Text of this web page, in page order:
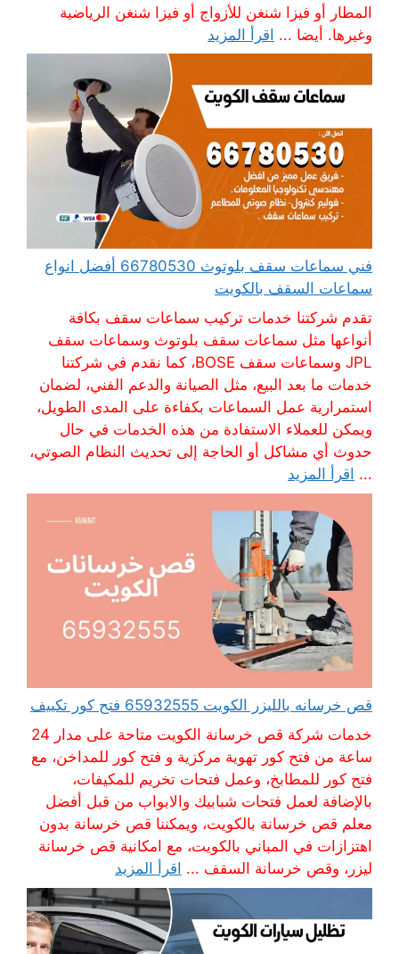
المطار أو فيزا شنغن للأزواج أو فيزا شنغن الرياضية
وغيرها. أيضا ... اقرأ المزيد
فني سماعات سقف بلوتوث 66780530 أفضل انواع
سماعات السقف بالكويت
تقدم شركتنا خدمات تركيب سماعات سقف بكافة
أنواعها مثل سماعات سقف بلوتوث وسماعات سقف
JPL وسماعات سقف BOSE، كما نقدم في شركتنا
خدمات ما بعد البيع، مثل الصيانة والدعم الفني، لضمان
استمرارية عمل السماعات بكفاءة على المدى الطويل،
ويمكن للعملاء الاستفادة من هذه الخدمات في حال
حدوث أي مشاكل أو الحاجة إلى تحديث النظام الصوتي،
... اقرأ المزيد
قص خرسانه بالليزر الكويت 65932555 فتح كور تكييف
خدمات شركة قص خرسانة الكويت متاحة على مدار 24
ساعة من فتح كور تهوية مركزية و فتح كور للمداخن، مع
فتح كور للمطابخ، وعمل فتحات تخريم للمكيفات،
بالإضافة لعمل فتحات شبابيك والابواب من قبل أفضل
معلم قص خرسانة بالكويت، ويمكننا قص خرسانة بدون
اهتزازات في المباني بالكويت، مع امكانية قص خرسانة
ليزر، وقص خرسانة السقف ... اقرأ المزيد